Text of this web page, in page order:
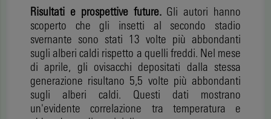
Risultati e prospettive future.Gli autori hanno
scoperto che gli insetti al secondo stadio
svernante sono stati 13 volte più abbondanti
sugli alberi caldi rispetto a quelli freddi. Nel mese
di aprile, gli ovisacchi depositati dalla stessa
generazione risultano 5,5 volte più abbondanti
sugli alberi caldi. Questi dati mostrano
un'evidente correlazione tra temperatura e